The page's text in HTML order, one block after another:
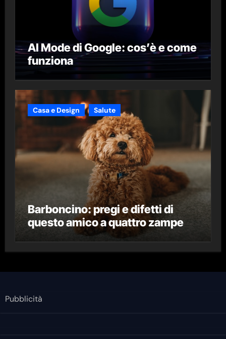
AI Mode di Google: cos’è e come
funziona
Casa e Design Salute
Barboncino: pregi e difetti di
questo amico a quattro zampe
Pubblicità